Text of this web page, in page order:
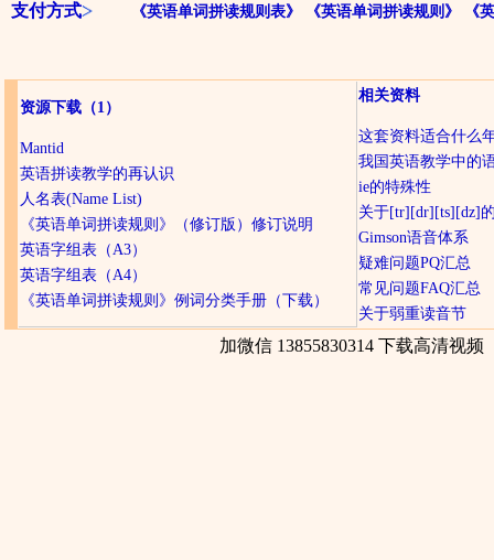
支付方式 《英语单词拼读规则表》 《英语单词拼读规则》 《
资源下载 （1）
Mantid
英语拼读教学的再认识
人名表(Name List)
《英语单词拼读规则》（修订版）修订说明
英语字组表（A3）
英语字组表（A4）
《英语单词拼读规则》例词分类手册（下载）
相关资料
这套资料适合什么
我国英语教学中的
ie的特殊性
关于[tr][dr][ts][dz]
Gimson语音体系
疑难问题PQ汇总
常见问题FAQ汇总
关于弱重读音节
加微信 13855830314 下载高清视频